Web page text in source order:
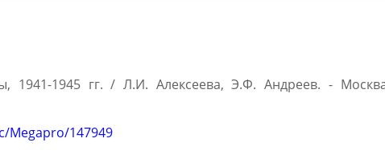
1941-1945 гг. / Л.И. Алексеева, Э.Ф. Андреев. -
Megapro/147949